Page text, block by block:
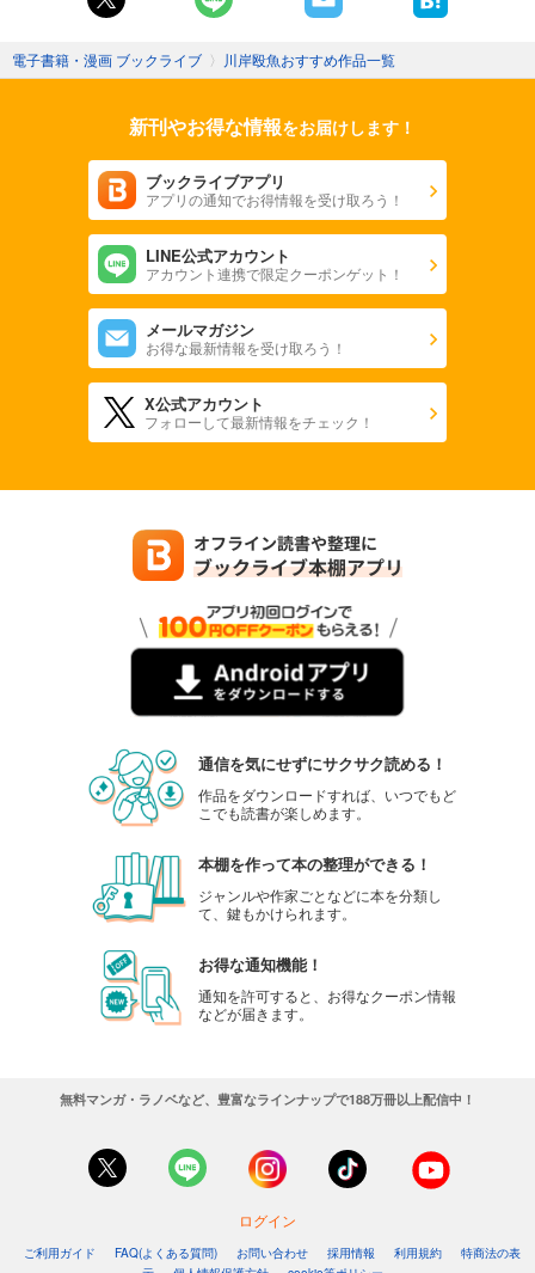
電子書籍・漫画 ブックライブ 〉 川岸殴魚おすすめ作品一覧
新刊やお得な情報をお届けします！
ブックライブアプリ
アプリの通知でお得情報を受け取ろう！
LINE公式アカウント
アカウント連携で限定クーポンゲット！
メールマガジン
お得な最新情報を受け取ろう！
X公式アカウント
フォローして最新情報をチェック！
通信を気にせずにサクサク読める！
作品をダウンロードすれば、いつでもど
こでも読書が楽しめます。
本棚を作って本の整理ができる！
ジャンルや作家ごとなどに本を分類し
て、鍵もかけられます。
お得な通知機能！
通知を許可すると、お得なクーポン情報
などが届きます。
無料マンガ・ラノベなど、豊富なラインナップで188万冊以上配信中！
ログイン
ご利用ガイド FAQ(よくある質問) お問い合わせ 採用情報 利用規約
特商法の表